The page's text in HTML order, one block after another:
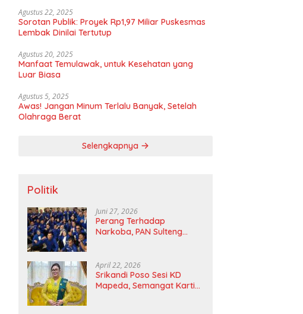
Agustus 22, 2025
Sorotan Publik: Proyek Rp1,97 Miliar Puskesmas
Lembak Dinilai Tertutup
Agustus 20, 2025
Manfaat Temulawak, untuk Kesehatan yang
Luar Biasa
Agustus 5, 2025
Awas! Jangan Minum Terlalu Banyak, Setelah
Olahraga Berat
Selengkapnya
Politik
Juni 27, 2026
Perang Terhadap
Narkoba, PAN Sulteng
DPD
April 22, 2026
Srikandi Poso Sesi KD
Mapeda, Semangat Kartini